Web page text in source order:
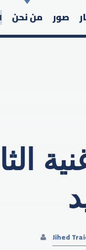
صور من نحن
Search
Jihed